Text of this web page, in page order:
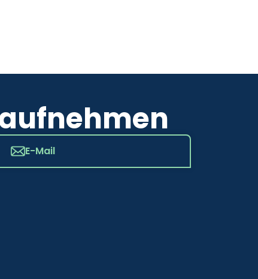
E-Mail